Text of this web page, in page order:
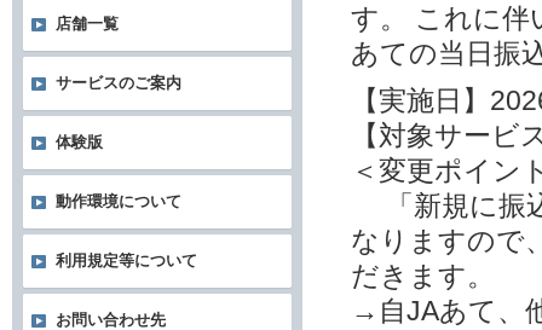
す。 これに伴
あての当日振
【実施日】
【対象サービ
＜変更ポイン
「新規に振
なりますので
だきます。
→自JAあて、
店舗一覧
サービスのご案内
体験版
動作環境について
利用規定等について
お問い合わせ先